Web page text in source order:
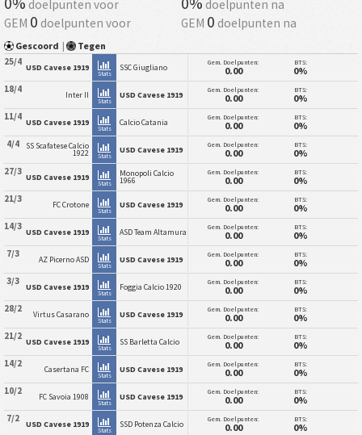
doelpunten voor
doelpunten na
GEM 0 doelpunten voor GEM 0 doelpunten na
Gescoord | Tegen
25/4 USD Cavese 1919
Stats
SSC Giugliano Gem. Doelpunten:
0.00
BTS:
0%
18/4 Inter II
Stats
USD Cavese 1919 Gem. Doelpunten:
0.00
BTS:
0%
11/4 USD Cavese 1919
Stats
Calcio Catania Gem. Doelpunten:
0.00
BTS:
0%
4/4 SS Scafatese Calcio
1922 Stats
USD Cavese 1919 Gem. Doelpunten:
0.00
BTS:
0%
27/3 USD Cavese 1919
Stats
Monopoli Calcio
1966
Gem. Doelpunten:
0.00
BTS:
0%
21/3 FC Crotone
Stats
USD Cavese 1919 Gem. Doelpunten:
0.00
BTS:
0%
14/3 USD Cavese 1919
Stats
ASD Team Altamura Gem. Doelpunten:
0.00
BTS:
0%
7/3 AZ Picerno ASD
Stats
USD Cavese 1919 Gem. Doelpunten:
0.00
BTS:
0%
3/3 USD Cavese 1919
Stats
Foggia Calcio 1920 Gem. Doelpunten:
0.00
BTS:
0%
28/2 Virtus Casarano
Stats
USD Cavese 1919 Gem. Doelpunten:
0.00
BTS:
0%
21/2 USD Cavese 1919
Stats
SS Barletta Calcio Gem. Doelpunten:
0.00
BTS:
0%
14/2 Casertana FC
Stats
USD Cavese 1919 Gem. Doelpunten:
0.00
BTS:
0%
10/2 FC Savoia 1908
Stats
USD Cavese 1919 Gem. Doelpunten:
0.00
BTS:
0%
7/2 USD Cavese 1919
Stats
SSD Potenza Calcio Gem. Doelpunten:
0.00
BTS:
0%